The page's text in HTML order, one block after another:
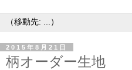
2015年8月21日
柄オーダー生地